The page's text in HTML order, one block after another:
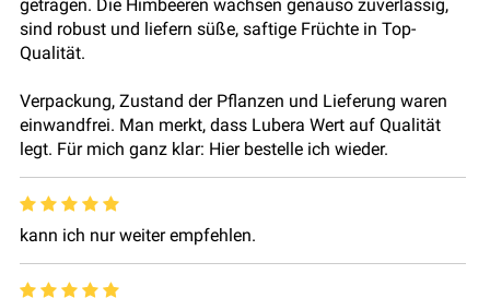
getragen. Die Himbeeren wachsen genauso zuverlässig,
sind robust und liefern süße, saftige Früchte in Top-
Qualität.
Verpackung, Zustand der Pflanzen und Lieferung waren
einwandfrei. Man merkt, dass Lubera Wert auf Qualität
legt. Für mich ganz klar: Hier bestelle ich wieder.
kann ich nur weiter empfehlen.